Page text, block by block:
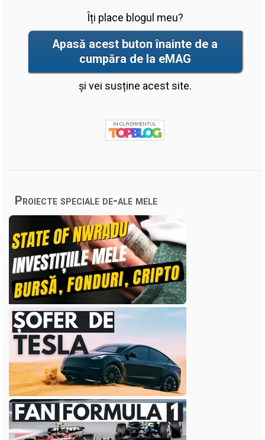
Îți place blogul meu?
Apasă acest buton înainte de a
cumpăra de la eMAG
și vei susține acest site.
Proiecte speciale de-ale mele